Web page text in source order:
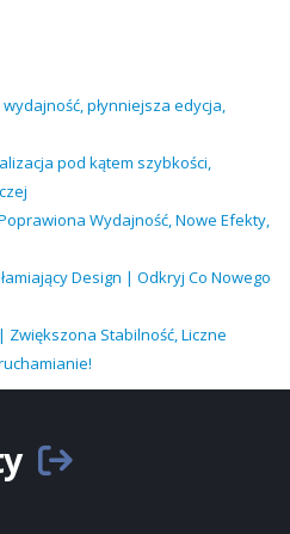
płynniejsza edycja,
pod kątem szybkości,
Wydajność, Nowe Efekty,
Design | Odkryj Co Nowego
Zwiększona Stabilność, Liczne